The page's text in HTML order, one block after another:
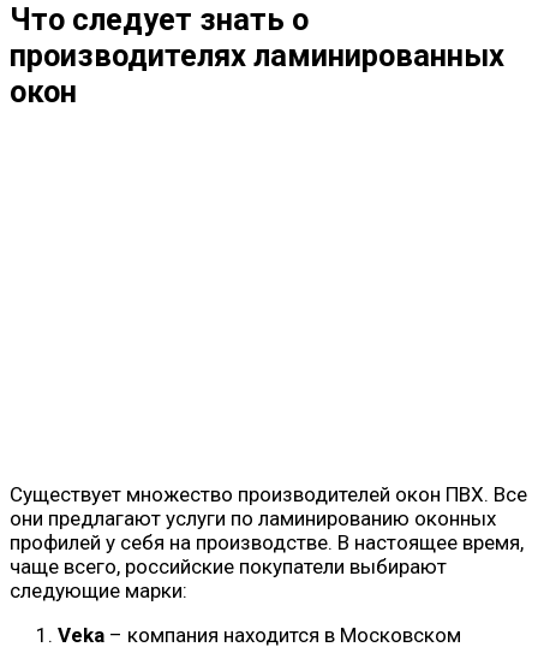
Что следует знать о
производителях ламинированных
окон
Существует множество производителей окон ПВХ. Все
они предлагают услуги по ламинированию оконных
профилей у себя на производстве. В настоящее время,
чаще всего, российские покупатели выбирают
следующие марки:
Veka – компания находится в Московском